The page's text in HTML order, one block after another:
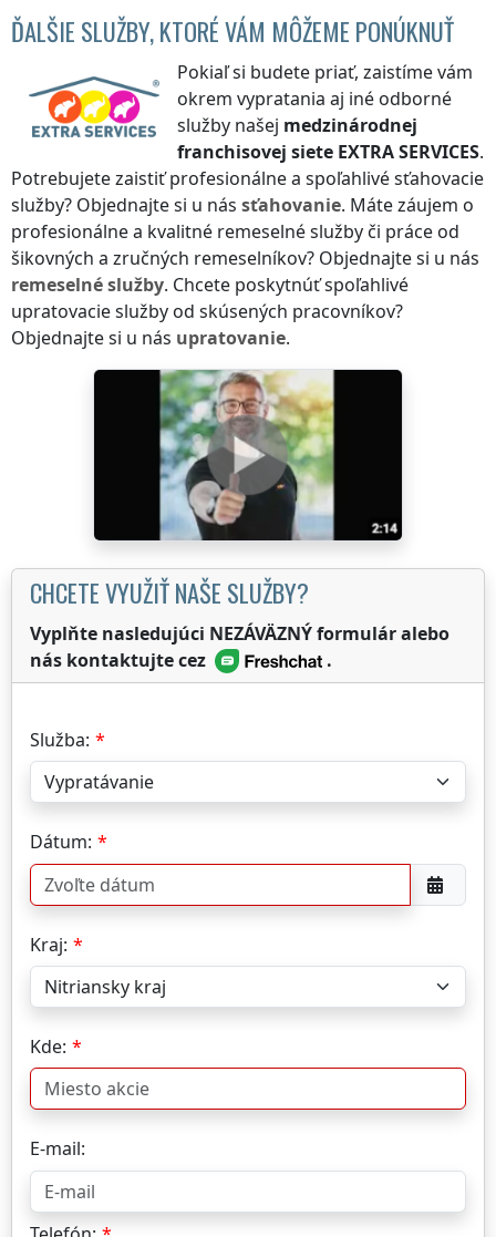
ĎALŠIE SLUŽBY, KTORÉ VÁM MÔŽEME PONÚKNUŤ
Pokiaľ si budete priať, zaistíme vám
okrem vypratania aj iné odborné
služby našej medzinárodnej
franchisovej siete EXTRA SERVICES.
Potrebujete zaistiť profesionálne a spoľahlivé sťahovacie
služby? Objednajte si u nás sťahovanie. Máte záujem o
profesionálne a kvalitné remeselné služby či práce od
šikovných a zručných remeselníkov? Objednajte si u nás
remeselné služby. Chcete poskytnúť spoľahlivé
upratovacie služby od skúsených pracovníkov?
Objednajte si u nás upratovanie.
CHCETE VYUŽIŤ NAŠE SLUŽBY?
Vyplňte nasledujúci NEZÁVÄZNÝ formulár alebo
nás kontaktujte cez
.
Služba:
Dátum:
Kraj:
Kde:
E-mail: